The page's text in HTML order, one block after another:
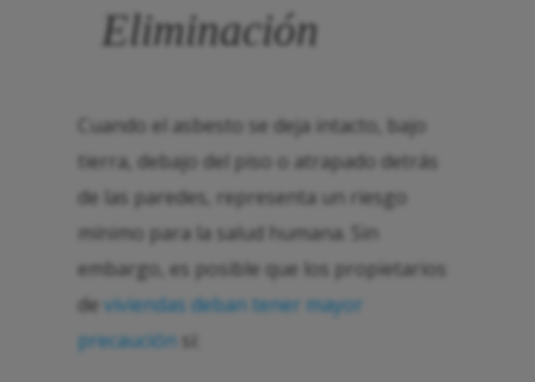
Eliminación
Cuando el asbesto se deja intacto, bajo
tierra, debajo del piso o atrapado detrás
de las paredes, representa un riesgo
mínimo para la salud humana. Sin
embargo, es posible que los propietarios
de viviendas deban tener mayor
precaución si: